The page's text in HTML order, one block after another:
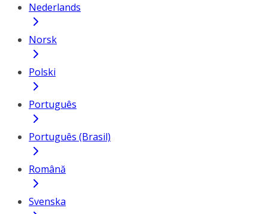
Nederlands
Norsk
Polski
Português
Português (Brasil)
Română
Svenska